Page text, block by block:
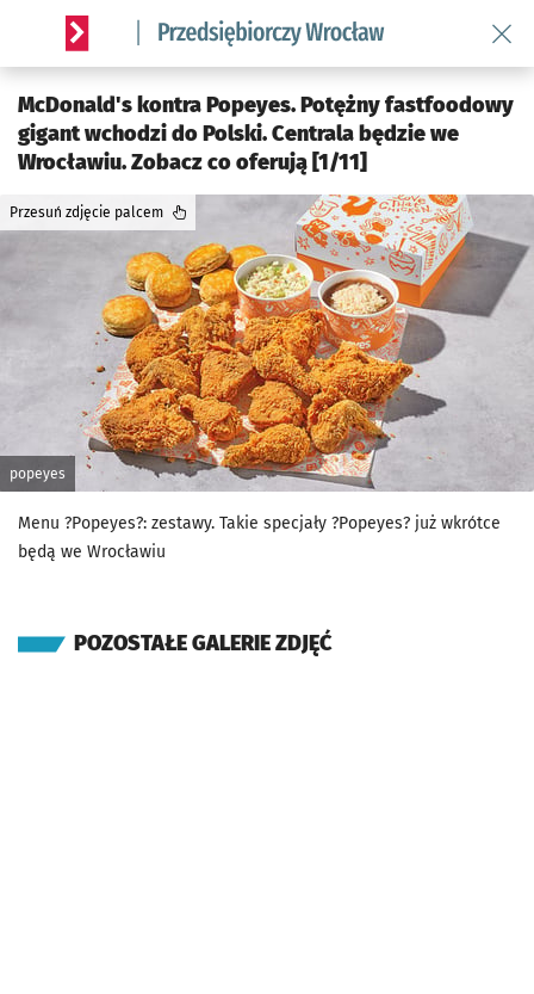
Serwis informacyjny wroclaw.pl podserwis: Strategia
McDonald's kontra Popeyes. Potężny fastfoodowy
gigant wchodzi do Polski. Centrala będzie we
Wrocławiu. Zobacz co oferują [1/11]
popeyes
Przesuń zdjęcie palcem
Menu ?Popeyes?: zestawy. Takie specjały ?Popeyes? już wkrótce
będą we Wrocławiu
POZOSTAŁE GALERIE ZDJĘĆ